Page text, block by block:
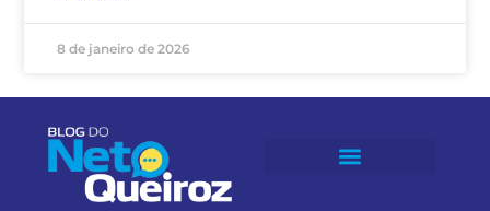
8 de janeiro de 2026